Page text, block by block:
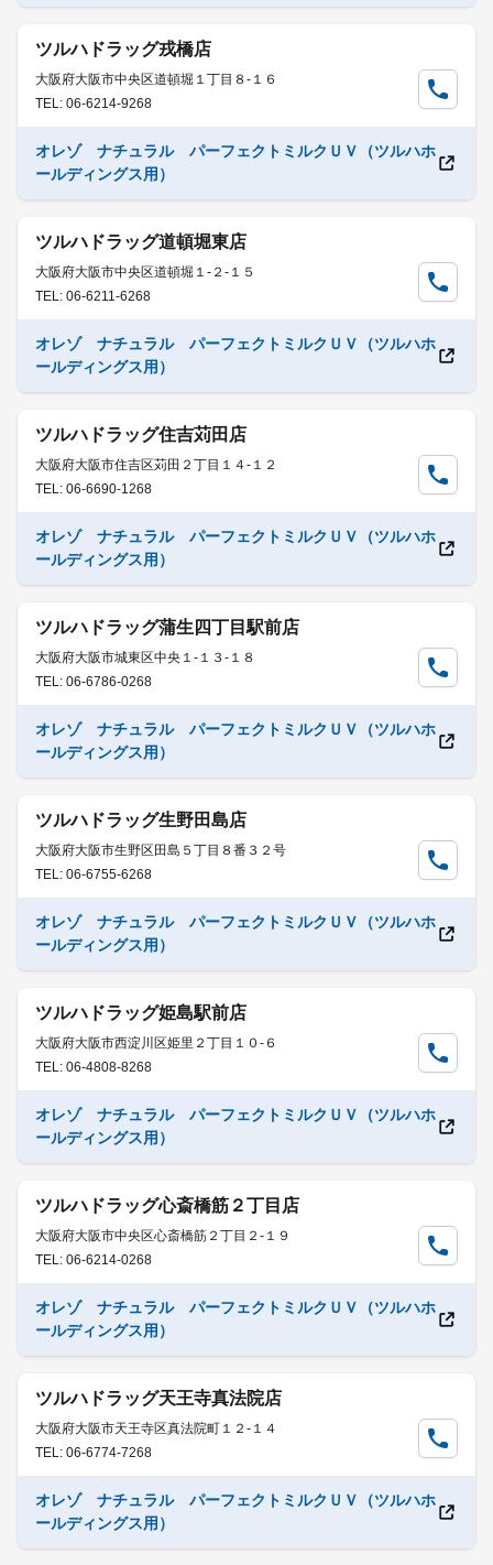
ツルハドラッグ戎橋店
大阪府大阪市中央区道頓堀１丁目８-１６
TEL: 06-6214-9268
オレゾ ナチュラル パーフェクトミルクＵＶ（ツルハホ
ールディングス用）
ツルハドラッグ道頓堀東店
大阪府大阪市中央区道頓堀１-２-１５
TEL: 06-6211-6268
オレゾ ナチュラル パーフェクトミルクＵＶ（ツルハホ
ールディングス用）
ツルハドラッグ住吉苅田店
大阪府大阪市住吉区苅田２丁目１４-１２
TEL: 06-6690-1268
オレゾ ナチュラル パーフェクトミルクＵＶ（ツルハホ
ールディングス用）
ツルハドラッグ蒲生四丁目駅前店
大阪府大阪市城東区中央１-１３-１８
TEL: 06-6786-0268
オレゾ ナチュラル パーフェクトミルクＵＶ（ツルハホ
ールディングス用）
ツルハドラッグ生野田島店
大阪府大阪市生野区田島５丁目８番３２号
TEL: 06-6755-6268
オレゾ ナチュラル パーフェクトミルクＵＶ（ツルハホ
ールディングス用）
ツルハドラッグ姫島駅前店
大阪府大阪市西淀川区姫里２丁目１０-６
TEL: 06-4808-8268
オレゾ ナチュラル パーフェクトミルクＵＶ（ツルハホ
ールディングス用）
ツルハドラッグ心斎橋筋２丁目店
大阪府大阪市中央区心斎橋筋２丁目２-１９
TEL: 06-6214-0268
オレゾ ナチュラル パーフェクトミルクＵＶ（ツルハホ
ールディングス用）
ツルハドラッグ天王寺真法院店
大阪府大阪市天王寺区真法院町１２-１４
TEL: 06-6774-7268
オレゾ ナチュラル パーフェクトミルクＵＶ（ツルハホ
ールディングス用）